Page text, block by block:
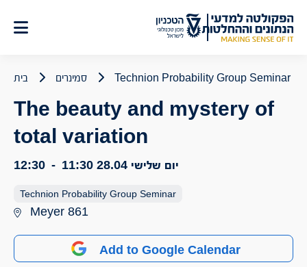
לתוכן
בית סמינרים Technion Probability Group Seminar
The beauty and mystery of
total variation
יום שלישי 28.04 11:30
-
12:30
Technion Probability Group Seminar
Meyer 861
Add to Google Calendar